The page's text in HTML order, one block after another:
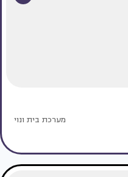
מערכת בית ונוי